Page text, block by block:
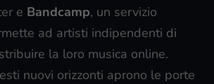
e Bandcamp, un servizio
ad artisti indipendenti di
la loro musica online.
nuovi orizzonti aprono le porte